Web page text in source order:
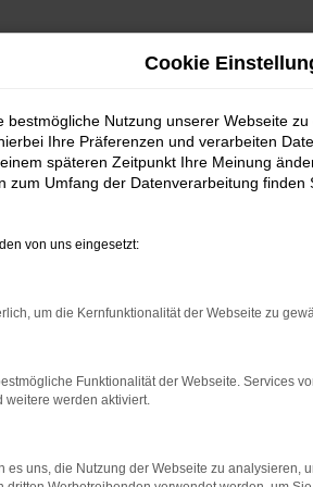
bestimmter Seiten verhindern.
beheben.
auf dem neuesten Stand sind.
Cookie
bestmögliche Nutzung unserer Webseite
Ihre Präferenzen und verarbeiten
späteren Zeitpunkt Ihre Meinung
zum Umfang der Datenverarbeitung finden
von uns eingesetzt:
um die Kernfunktionalität der Webseite zu
Funktionalität der Webseite. Services
weitere werden aktiviert.
es uns, die Nutzung der Webseite zu analysieren,